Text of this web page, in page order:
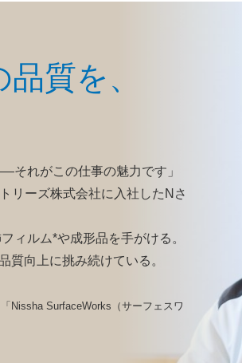
質を、
それがこの仕事の魅力です」
リーズ株式会社に入社したNさ
ィルム*や成形品を手がける。
質向上に挑み続けている。
Nissha SurfaceWorks（サーフェスワ